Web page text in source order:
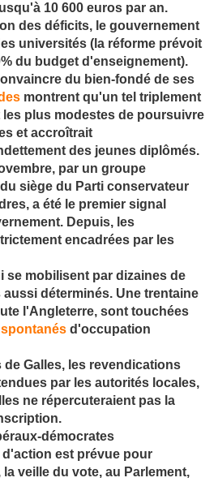
10 600 euros par an.
des déficits, le gouvernement
universités (la réforme prévoit
du budget d'enseignement).
du bien-fondé de ses
montrent qu'un tel triplement
plus modestes de poursuivre
et accroîtrait
des jeunes diplômés.
par un groupe
siège du Parti conservateur
a été le premier signal
Depuis, les
encadrées par les
se mobilisent par dizaines de
déterminés. Une trentaine
l'Angleterre, sont touchées
d'occupation
de Galles, les revendications
par les autorités locales,
ne répercuteraient pas la
démocrates
est prévue pour
veille du vote, au Parlement,